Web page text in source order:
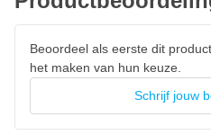
Beoordeel als eerste dit
het maken van hun keuze.
Schrijf jouw